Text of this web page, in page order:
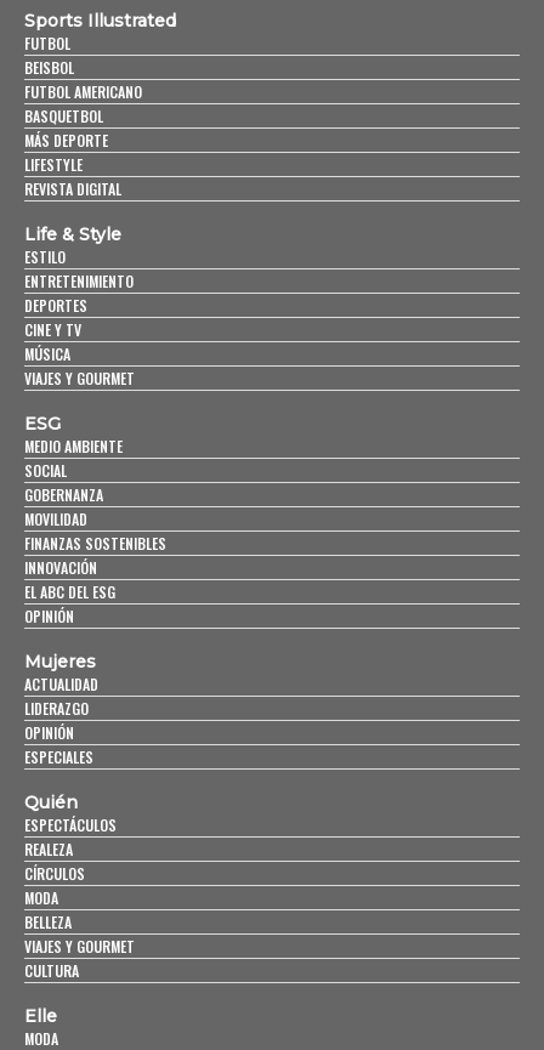
Sports Illustrated
FUTBOL
BEISBOL
FUTBOL AMERICANO
BASQUETBOL
MÁS DEPORTE
LIFESTYLE
REVISTA DIGITAL
Life & Style
ESTILO
ENTRETENIMIENTO
DEPORTES
CINE Y TV
MÚSICA
VIAJES Y GOURMET
ESG
MEDIO AMBIENTE
SOCIAL
GOBERNANZA
MOVILIDAD
FINANZAS SOSTENIBLES
INNOVACIÓN
EL ABC DEL ESG
OPINIÓN
Mujeres
ACTUALIDAD
LIDERAZGO
OPINIÓN
ESPECIALES
Quién
ESPECTÁCULOS
REALEZA
CÍRCULOS
MODA
BELLEZA
VIAJES Y GOURMET
CULTURA
Elle
MODA